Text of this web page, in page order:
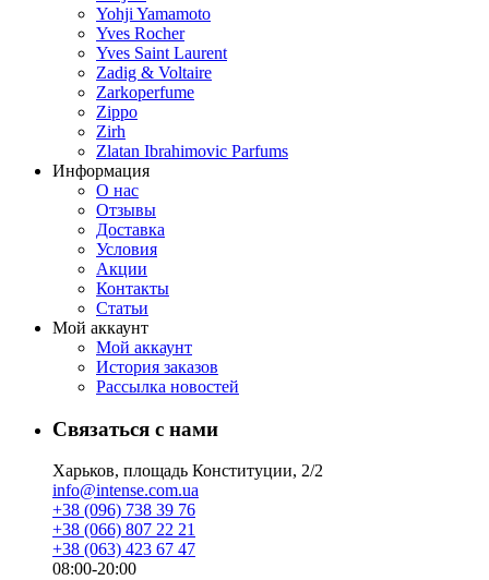
Yohji Yamamoto
Yves Rocher
Yves Saint Laurent
Zadig & Voltaire
Zarkoperfume
Zippo
Zirh
Zlatan Ibrahimovic Parfums
Информация
О нас
Отзывы
Доставка
Условия
Aкции
Контакты
Статьи
Мой аккаунт
Мой аккаунт
История заказов
Рассылка новостей
Связаться с нами
Харьков, площадь Конституции, 2/2
info@intense.com.ua
+38 (096) 738 39 76
+38 (066) 807 22 21
+38 (063) 423 67 47
08:00-20:00